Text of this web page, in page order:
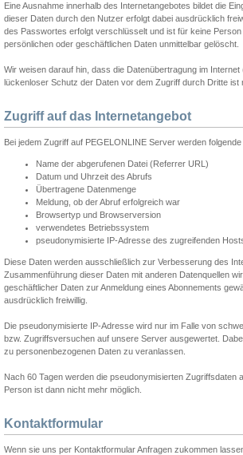
Eine Ausnahme innerhalb des Internetangebotes bildet die
dieser Daten durch den Nutzer erfolgt dabei ausdrücklich
des Passwortes erfolgt verschlüsselt und ist für keine
persönlichen oder geschäftlichen Daten unmittelbar gelöscht.
Wir weisen darauf hin, dass die Datenübertragung im
lückenloser Schutz der Daten vor dem Zugriff durch Dritte ist
Zugriff auf das Internetangebot
Bei jedem Zugriff auf PEGELONLINE Server werden
Name der abgerufenen Datei (Referrer URL)
Datum und Uhrzeit des Abrufs
Übertragene Datenmenge
Meldung, ob der Abruf erfolgreich war
Browsertyp und Browserversion
verwendetes Betriebssystem
pseudonymisierte IP-Adresse des zugreifenden
Diese Daten werden ausschließlich zur Verbesserung des
Zusammenführung dieser Daten mit anderen Datenquellen
geschäftlicher Daten zur Anmeldung eines Abonnements
ausdrücklich freiwillig.
Die pseudonymisierte IP-Adresse wird nur im Falle von
bzw. Zugriffsversuchen auf unsere Server ausgewertet.
zu personenbezogenen Daten zu veranlassen.
Nach 60 Tagen werden die pseudonymisierten
Person ist dann nicht mehr möglich.
Kontaktformular
Wenn sie uns per Kontaktformular Anfragen zukommen